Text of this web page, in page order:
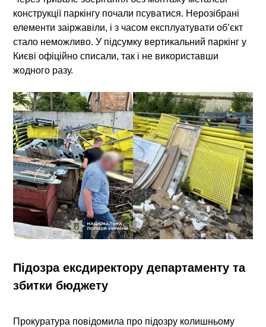
конструкції паркінгу почали псуватися. Нерозібрані
елементи заіржавіли, і з часом експлуатувати об’єкт
стало неможливо. У підсумку вертикальний паркінг у
Києві офіційно списали, так і не використавши
жодного разу.
Підозра ексдиректору департаменту та
збитки бюджету
Прокуратура повідомила про підозру колишньому